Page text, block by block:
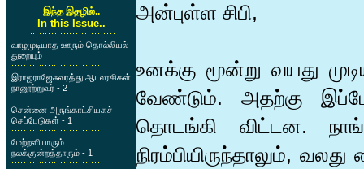
இந்த இதழில்..
In this Issue..
வாழமுடியாத ஊரும் தொல்லியல்
துறையும்
இராஜராஜேசுவரத்து ஆடலரசிகள்
நானூற்றுவர் - 2
சென்னை அருங்காட்சியகச்
செப்பேடுகள் - 1
மேற்றளியாரும்
நலக்குன்றத்தாரும் - 1
அன்புள்ள சிபி,
உனக்கு மூன்று வயது
வேண்டும். அதற்கு
தொடங்கி விட்டன.
நிரம்பியிருந்தாலும்,